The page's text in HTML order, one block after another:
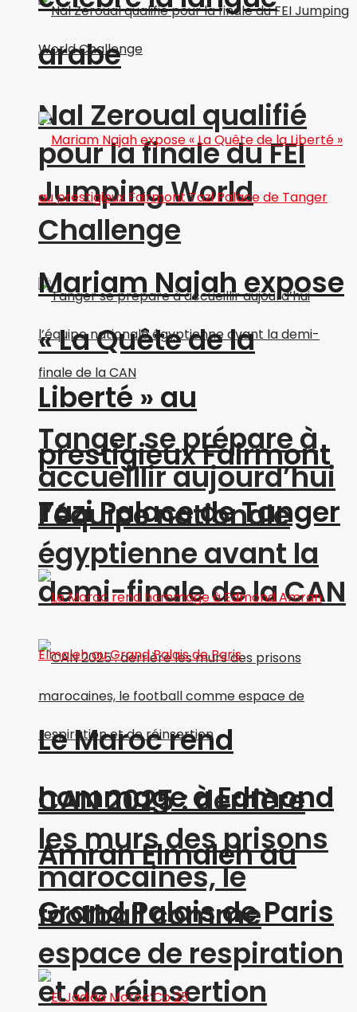
Nal Zeroual qualifié
pour la finale du FEI
Jumping World
Challenge
Tanger se prépare à
accueillir aujourd’hui
l’équipe nationale
égyptienne avant la
demi-finale de la CAN
CAN 2025 : derrière
les murs des prisons
marocaines, le
football comme
espace de respiration
et de réinsertion
arabe
Mariam Najah expose
« La Quête de la
Liberté » au
prestigieux Fairmont
Tazi Palace de Tanger
Le Maroc rend
hommage à Edmond
Amran Elmaleh au
Grand Palais de Paris